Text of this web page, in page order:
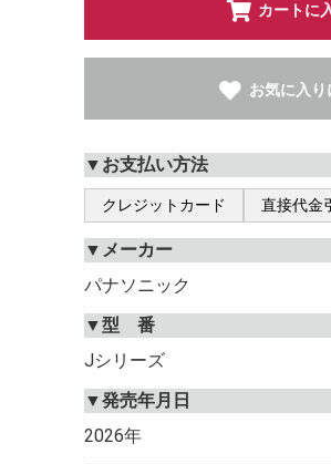
カートに
お気に入り
▼お支払い方法
クレジットカード 直接代金
▼メーカー
パナソニック
▼型 番
Jシリーズ
▼発売年月日
2026年